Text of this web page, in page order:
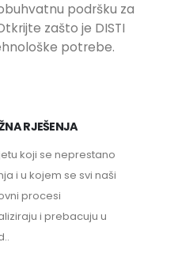
podršku za
zašto je DISTI
potrebe.
RJEŠENJA
koji se neprestano
i u kojem se svi naši
procesi
i prebacuju u